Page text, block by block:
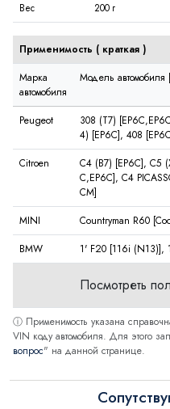
Вес 200 г
Применимость ( краткая)
Марка
автомобиля
Модель автомобиля
Peugeot
308 (T7)
4) [EP6C], 408
Citroen
C4 (B7) [EP6C], C5
C,EP6C], C4
CM]
MINI
Countryman R60
BMW
1' F20 [116i (N13)],
Посмотреть
ⓘ Применимость указана
VIN коду автомобиля. Для этого
вопрос" на данной странице.